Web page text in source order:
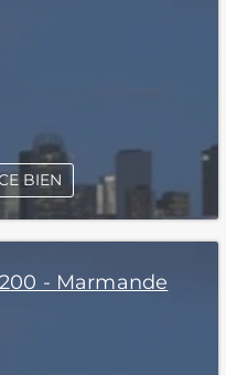
BIEN
- Marmande